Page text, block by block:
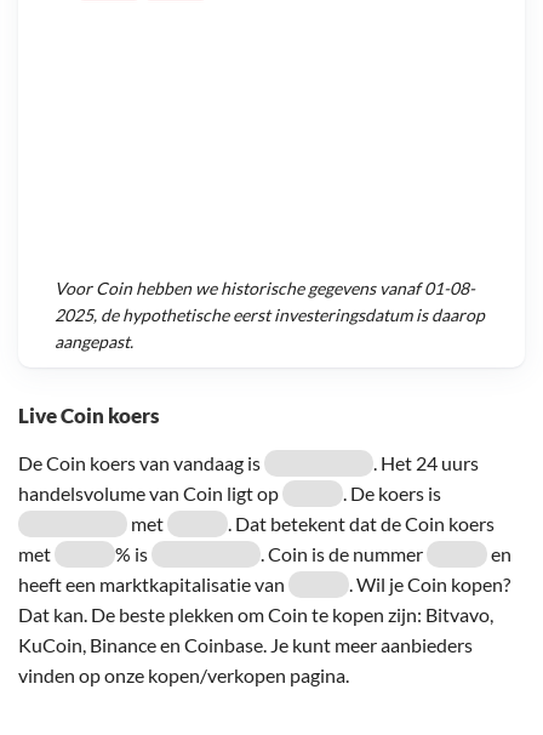
Live Coin koers
De Coin koers van vandaag is
. Het 24 uurs
handelsvolume van Coin ligt op
. De koers is
met
. Dat betekent dat de Coin koers
met
% is . Coin is de nummer
en
heeft een marktkapitalisatie van
. Wil je Coin kopen?
Dat kan. De beste plekken om Coin te kopen zijn: Bitvavo,
KuCoin, Binance en Coinbase. Je kunt meer aanbieders
vinden op onze kopen/verkopen pagina.
VoorCoinhebben we historische gegevens vanaf01-08-
2025, de hypothetische eerst investeringsdatum is daarop
aangepast.